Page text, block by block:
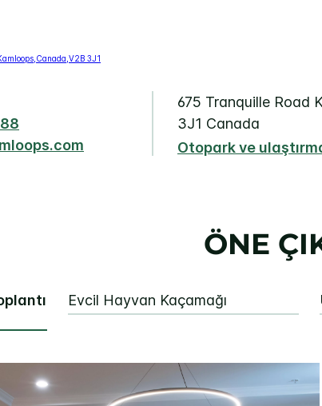
675 Tranquille Road
3J1 Canada
Otopark ve
ÖNE
Evcil Hayvan Kaçamağı